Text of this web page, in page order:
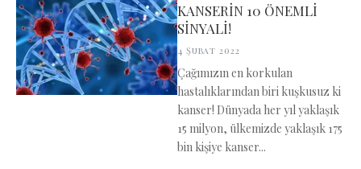
KANSERİN 10 ÖNEMLİ
SİNYALİ!
4 Şubat 2022
Çağımızın en korkulan
hastalıklarından biri kuşkusuz ki
kanser! Dünyada her yıl yaklaşık
15 milyon, ülkemizde yaklaşık 175
bin kişiye kanser...